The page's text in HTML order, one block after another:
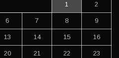
1 2
6 7 8 9
13 14 15 16
20 21 22 23